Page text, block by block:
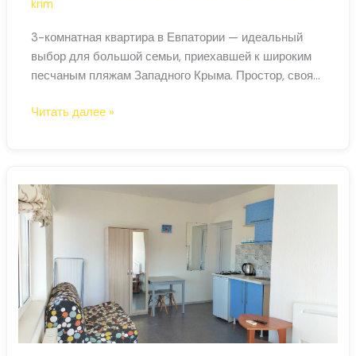
krim
3-комнатная квартира в Евпатории — идеальный
выбор для большой семьи, приехавшей к широким
песчаным пляжам Западного Крыма. Простор, своя
Евпатория: курорт для семей с детьми Евпатория —
выбором для
3-
Евпатории
посуточно
—
пляж
рядом
Читать далее »